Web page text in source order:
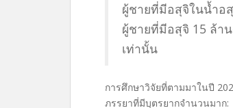
ผู้ชายที่มีอสุจิในน้ำอ
ผู้ชายที่มีอสุจิ 15 ล้า
เท่านั้น
การศึกษาวิจัยที่ตามมาในปี
ภรรยาที่มีบุตรยากจำนวนมาก: